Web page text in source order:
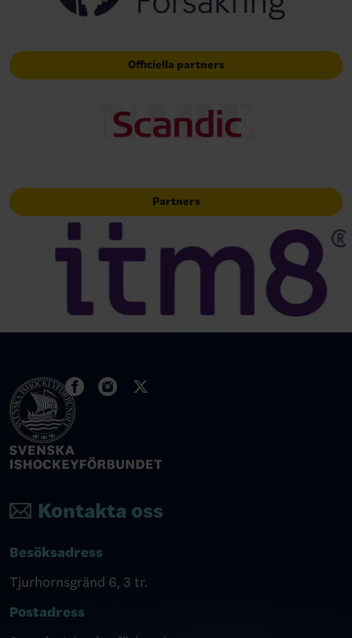
Officiella partners
Partners
Kontakta oss
Besöksadress
Tjurhornsgränd 6, 3 tr.
Postadress